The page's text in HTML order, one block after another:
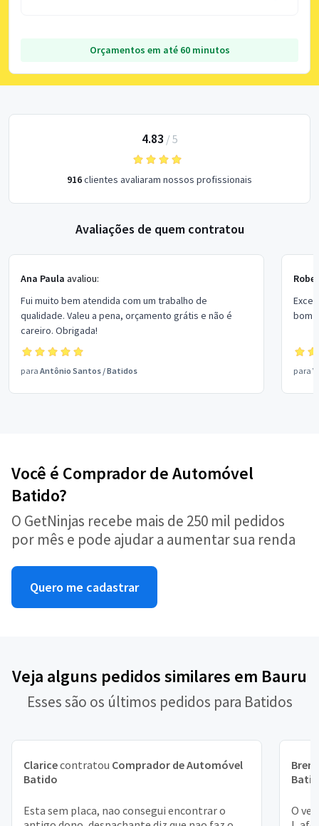
Orçamentos em até 60 minutos
4.83 / 5
916clientes avaliaram nossos profissionais
Avaliações de quem contratou
Ana Paula avaliou:
Fui muito bem atendida com um trabalho de
qualidade. Valeu a pena, orçamento grátis e não é
careiro. Obrigada!
para Antônio Santos /Batidos
bom
para
Você é Comprador de Automóvel
Batido?
O GetNinjas recebe mais de 250 mil pedidos
por mês e pode ajudar a aumentar sua renda
Quero me cadastrar
Veja alguns pedidos similares em Bauru
Esses são os últimos pedidos para Batidos
Claricecontratou Comprador de Automóvel
Batido
Esta sem placa, nao consegui encontrar o
O